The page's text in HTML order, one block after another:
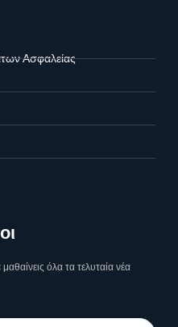
Ασφαλείας
όλα τα τελυταία νέα